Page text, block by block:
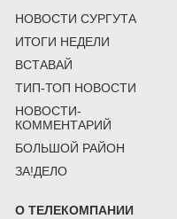
НОВОСТИ СУРГУТА
ИТОГИ НЕДЕЛИ
ВСТАВАЙ
ТИП-ТОП НОВОСТИ
НОВОСТИ-
КОММЕНТАРИЙ
БОЛЬШОЙ РАЙОН
ЗА!ДЕЛО
О ТЕЛЕКОМПАНИИ